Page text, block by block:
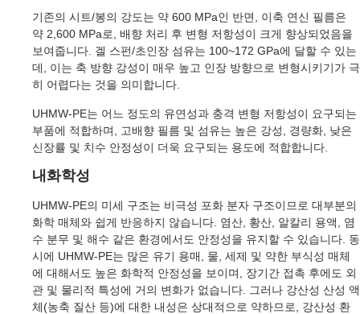
기존의 시트/봉의 강도는 약 600 MPa인 반면, 이축 연신 필름은
약 2,600 MPa로, 배향 처리 후 변형 저항성이 크게 향상되었음을
보여줍니다. 겔 스펀/초인장 섬유는 100~172 GPa에 달할 수 있는
데, 이는 축 방향 강성이 매우 높고 인장 방향으로 변형시키기가 극
히 어렵다는 것을 의미합니다.
UHMW-PE는 어느 정도의 유연성과 충격 변형 저항성이 요구되는
부품에 적합하며, 고배향 필름 및 섬유는 높은 강성, 경량화, 낮은
신장률 및 치수 안정성이 더욱 요구되는 용도에 적합합니다.
내화학성
UHMW-PE의 미세 구조는 비극성 포화 분자 구조이므로 대부분의
화학 매체와 쉽게 반응하지 않습니다. 염산, 황산, 알칼리 용액, 염
수 분무 및 해수 같은 환경에서도 안정성을 유지할 수 있습니다. 동
시에 UHMW-PE는 많은 유기 용매, 물, 세제 및 약한 부식성 매체
에 대해서도 높은 화학적 안정성을 보이며, 장기간 접촉 후에도 외
관 및 물리적 특성에 거의 변화가 없습니다. 그러나 강산성 산성 액
체(농축 질산 등)에 대한 내성은 상대적으로 약하므로, 강산성 환